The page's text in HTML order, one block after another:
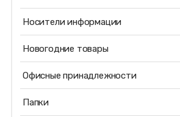
Носители информации
Новогодние товары
Офисные принадлежности
Папки